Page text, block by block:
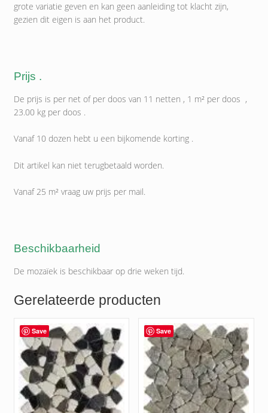
grote variatie geven en kan geen aanleiding tot klacht zijn,
gezien dit eigen is aan het product.
Prijs .
De prijs is per net of per doos van 11 netten , 1 m² per doos ,
23.00 kg per doos .
Vanaf 10 dozen hebt u een bijkomende korting .
Dit artikel kan niet terugbetaald worden.
Vanaf 25 m² vraag uw prijs per mail.
Beschikbaarheid
De mozaïek is beschikbaar op drie weken tijd.
Gerelateerde producten
Save Save